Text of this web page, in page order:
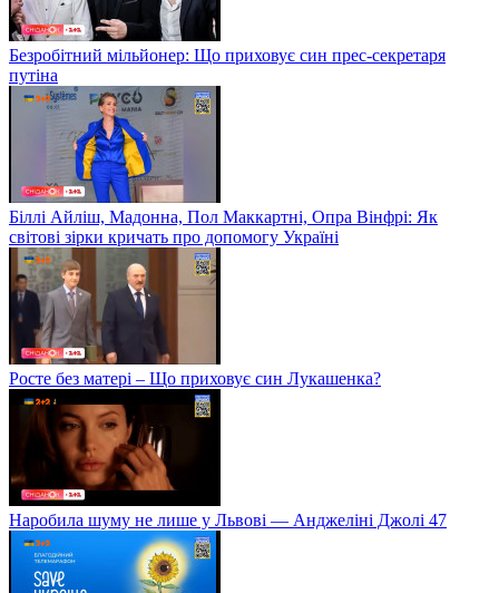
Безробітний мільйонер: Що приховує син прес-секретаря
путіна
Біллі Айліш, Мадонна, Пол Маккартні, Опра Вінфрі: Як
світові зірки кричать про допомогу Україні
Росте без матері – Що приховує син Лукашенка?
Наробила шуму не лише у Львові — Анджеліні Джолі 47